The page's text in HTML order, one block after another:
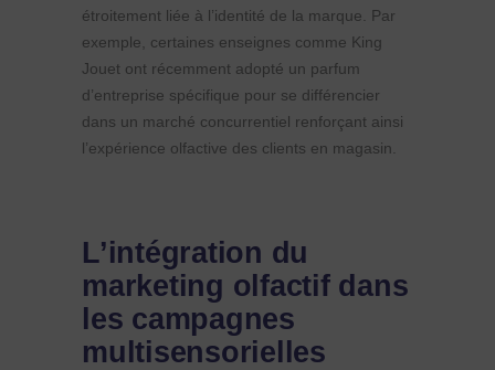
étroitement liée à l’identité de la marque. Par
exemple, certaines enseignes comme King
Jouet ont récemment adopté un parfum
d’entreprise spécifique pour se différencier
dans un marché concurrentiel renforçant ainsi
l’expérience olfactive des clients en magasin.
L’intégration du
marketing olfactif dans
les campagnes
multisensorielles